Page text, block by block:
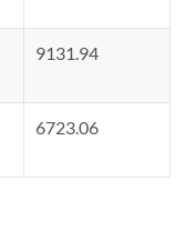
9131.94
6723.06